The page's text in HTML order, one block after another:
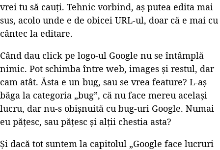
vrei tu să cauți. Tehnic vorbind, aș putea edita mai
sus, acolo unde e de obicei URL-ul, doar că e mai cu
cântec la editare.
Când dau click pe logo-ul Google nu se întâmplă
nimic. Pot schimba între web, images și restul, dar
cam atât. Ăsta e un bug, sau se vrea feature? L-aș
băga la categoria „bug”, că nu face mereu același
lucru, dar nu-s obișnuită cu bug-uri Google. Numai
eu pățesc, sau pățesc și alții chestia asta?
Și dacă tot suntem la capitolul „Google face lucruri